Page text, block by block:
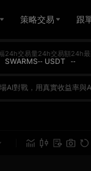
策略交易 跟
24h交易量
SWARMS
24h交易額
-- USDT
24h
--
勵高達10,000U；你的每筆合約交易同步計入交易額賽，單期Top1獨享100,000U——一次參與，雙重獎勵！立即報名，挑戰AI大師，瓜分400萬U獎池！🌟 活動亮點總獎池逾400萬U — 三大板塊